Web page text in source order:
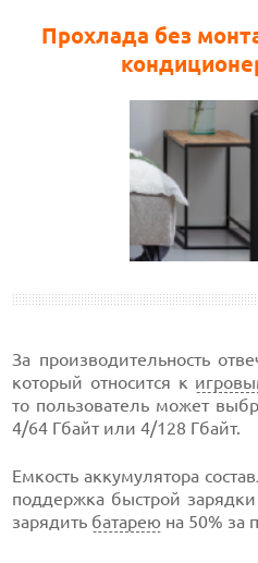
Прохлада без
За производительность
который относится к
то пользователь может
4/64 Гбайт или 4/128 Гбайт.
Емкость аккумулятора
поддержка быстрой
зарядить батарею на 50% за